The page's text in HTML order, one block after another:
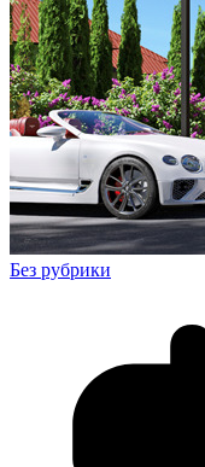
Без рубрики